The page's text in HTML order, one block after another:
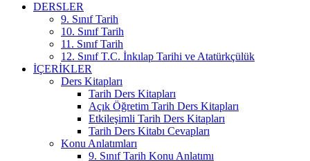
DERSLER
9. Sınıf Tarih
10. Sınıf Tarih
11. Sınıf Tarih
12. Sınıf T.C. İnkılap Tarihi ve Atatürkçülük
İÇERIKLER
Ders Kitapları
Tarih Ders Kitapları
Açık Öğretim Tarih Ders Kitapları
Etkileşimli Tarih Ders Kitapları
Tarih Ders Kitabı Cevapları
Konu Anlatımları
9. Sınıf Tarih Konu Anlatımı